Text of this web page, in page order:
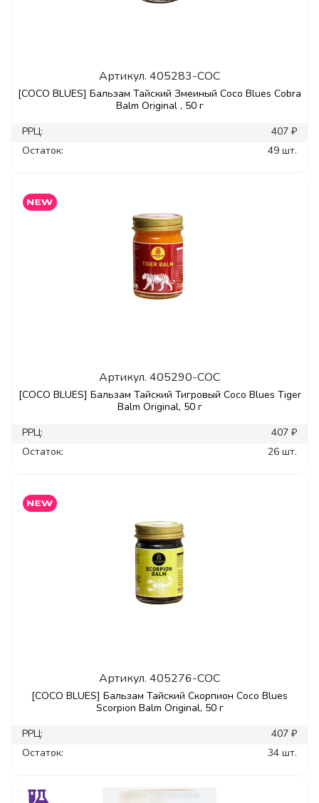
Артикул. 405283-COC
[COCO BLUES] Бальзам Тайский Змеиный Coco Blues Cobra
Balm Original , 50 г
РРЦ:
407 ₽
Остаток:
49 шт.
Артикул. 405290-COC
[COCO BLUES] Бальзам Тайский Тигровый Coco Blues Tiger
Balm Original, 50 г
РРЦ:
407 ₽
Остаток:
26 шт.
Артикул. 405276-COC
[COCO BLUES] Бальзам Тайский Скорпион Coco Blues
Scorpion Balm Original, 50 г
РРЦ:
407 ₽
Остаток:
34 шт.